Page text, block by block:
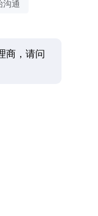
沟通
商，请问